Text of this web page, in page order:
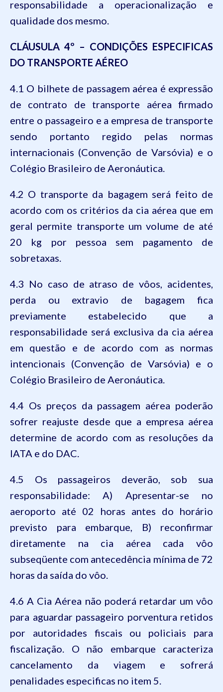
responsabilidade a operacionalização e
qualidade dos mesmo.
CLÁUSULA 4º – CONDIÇÕES ESPECIFICAS
DO TRANSPORTE AÉREO
4.1 O bilhete de passagem aérea é expressão
de contrato de transporte aérea firmado
entre o passageiro e a empresa de transporte
sendo portanto regido pelas normas
internacionais (Convenção de Varsóvia) e o
Colégio Brasileiro de Aeronáutica.
4.2 O transporte da bagagem será feito de
acordo com os critérios da cia aérea que em
geral permite transporte um volume de até
20 kg por pessoa sem pagamento de
sobretaxas.
4.3 No caso de atraso de vôos, acidentes,
perda ou extravio de bagagem fica
previamente estabelecido que a
responsabilidade será exclusiva da cia aérea
em questão e de acordo com as normas
intencionais (Convenção de Varsóvia) e o
Colégio Brasileiro de Aeronáutica.
4.4 Os preços da passagem aérea poderão
sofrer reajuste desde que a empresa aérea
determine de acordo com as resoluções da
IATA e do DAC.
4.5 Os passageiros deverão, sob sua
responsabilidade: A) Apresentar-se no
aeroporto até 02 horas antes do horário
previsto para embarque, B) reconfirmar
diretamente na cia aérea cada vôo
subseqüente com antecedência mínima de 72
horas da saída do vôo.
4.6 A Cia Aérea não poderá retardar um vôo
para aguardar passageiro porventura retidos
por autoridades fiscais ou policiais para
fiscalização. O não embarque caracteriza
cancelamento da viagem e sofrerá
penalidades especificas no item 5.